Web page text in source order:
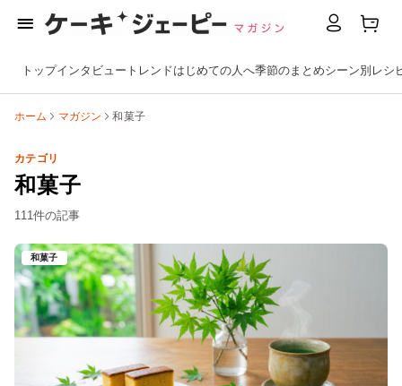
トップインタビュー トレンドはじめての人へ季節のまとめシーン別 レシ
ホーム マガジン 和菓子
カテゴリ
和菓子
111件の記事
和菓子